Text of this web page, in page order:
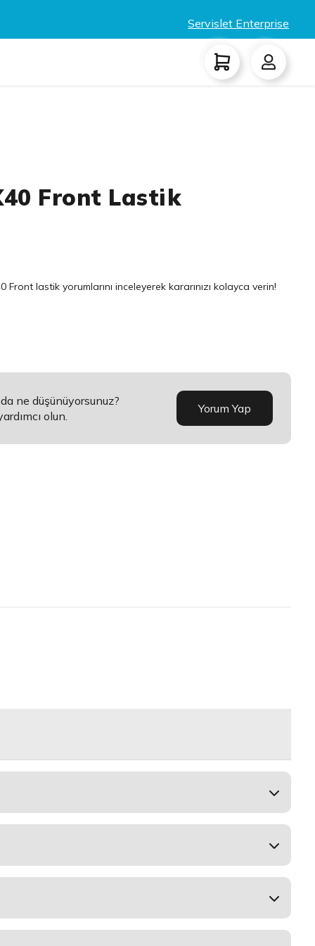
Servislet Enterprise
Front Lastik
lastik yorumlarını inceleyerek kararınızı kolayca verin!
ne düşünüyorsunuz?
olun.
Yorum Yap